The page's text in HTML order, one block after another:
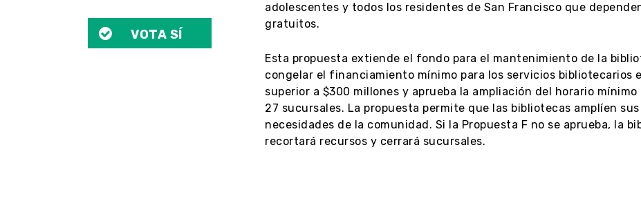
VOTA SÍ
adolescentes y todos los residentes de San Francisco que
gratuitos.
Esta propuesta extiende el fondo para el mantenimiento de la
congelar el financiamiento mínimo para los servicios bibliotecarios
superior a $300 millones y aprueba la ampliación del horario
27 sucursales. La propuesta permite que las bibliotecas amplíen
necesidades de la comunidad. Si la Propuesta F no se aprueba, la
recortará recursos y cerrará sucursales.